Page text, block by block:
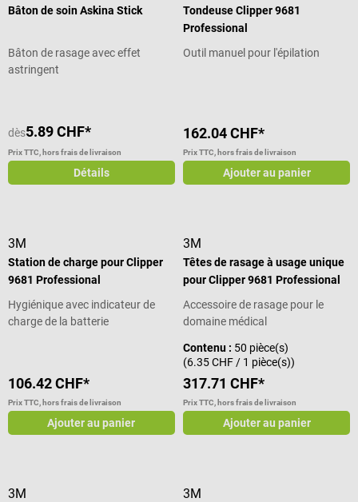
conviennent ainsi au rasage des
zones problématiques. Elles
peuvent être utilisées aussi bien
ou en poussant Pour l'élimination
des poils et des cheveux
Facilement éliminées après
utilisation via un récipient de
Contenu de la livraison 1 paquet
tête pivotante pour Clipper 9661
& 9661L de 3M à 50 pièces
Bâton de soin Askina Stick
Bâton de rasage avec effet
astringent
dès5.89 CHF*
Prix TTC, hors frais de livraison
Détails
Tondeuse Clipper 9681
Professional
Outil manuel pour l'épilation
162.04 CHF*
Prix TTC, hors frais de livraison
Ajouter au panier
3M
Station de charge pour Clipper
9681 Professional
Hygiénique avec indicateur de
charge de la batterie
106.42 CHF*
Prix TTC, hors frais de livraison
Ajouter au panier
3M
Têtes de rasage à usage unique
pour Clipper 9681 Professional
Accessoire de rasage pour le
domaine médical
Contenu : 50 pièce(s)
(6.35 CHF / 1 pièce(s))
317.71 CHF*
Prix TTC, hors frais de livraison
Ajouter au panier
3M 3M